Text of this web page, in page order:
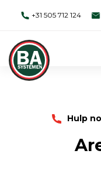
+31 505 712 124
Hulp